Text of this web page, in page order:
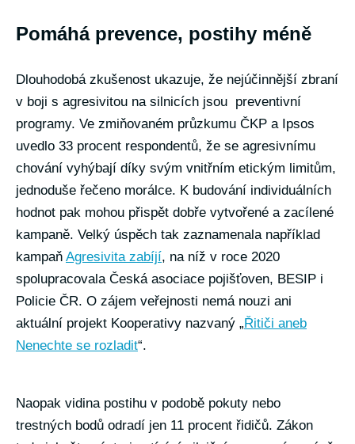
Pomáhá prevence, postihy méně
Dlouhodobá zkušenost ukazuje, že nejúčinnější zbraní
v boji s agresivitou na silnicích jsou preventivní
programy. Ve zmiňovaném průzkumu ČKP a Ipsos
uvedlo 33 procent respondentů, že se agresivnímu
chování vyhýbají díky svým vnitřním etickým limitům,
jednoduše řečeno morálce. K budování individuálních
hodnot pak mohou přispět dobře vytvořené a zacílené
kampaně. Velký úspěch tak zaznamenala například
kampaň Agresivita zabíjí, na níž v roce 2020
spolupracovala Česká asociace pojišťoven, BESIP i
Policie ČR. O zájem veřejnosti nemá nouzi ani
aktuální projekt Kooperativy nazvaný „Řitiči aneb
Nenechte se rozladit“.
Naopak vidina postihu v podobě pokuty nebo
trestných bodů odradí jen 11 procent řidičů. Zákon